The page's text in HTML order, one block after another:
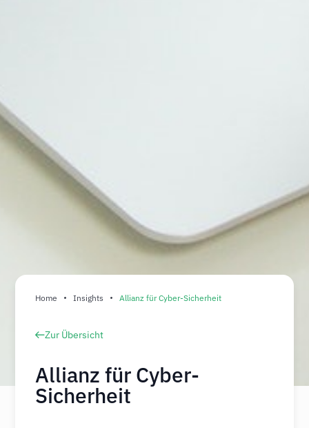
Home Insights Allianz für Cyber-Sicherheit
Zur Übersicht
Allianz für Cyber-
Sicherheit